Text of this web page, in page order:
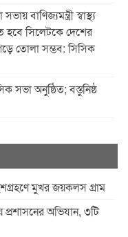
বাণিজ্যমন্ত্রী স্বাস্থ্য
হবে সিলেটকে দেশের
তোলা সম্ভব: সিসিক
সভা অনুষ্ঠিত; বস্তুনিষ্ঠ
মুখর জয়কলস গ্রাম
অভিযান, ৩টি